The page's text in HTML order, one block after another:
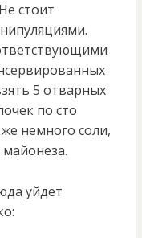
стоит
5 отварных
по сто
немного соли,
уйдет